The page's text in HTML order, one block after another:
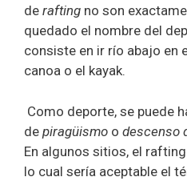
de rafting no son
quedado el nombre del
consiste en ir río abajo en
canoa o el kayak.
Como deporte, se puede
de piragüismo o descenso
En algunos sitios, el
lo cual sería aceptable el